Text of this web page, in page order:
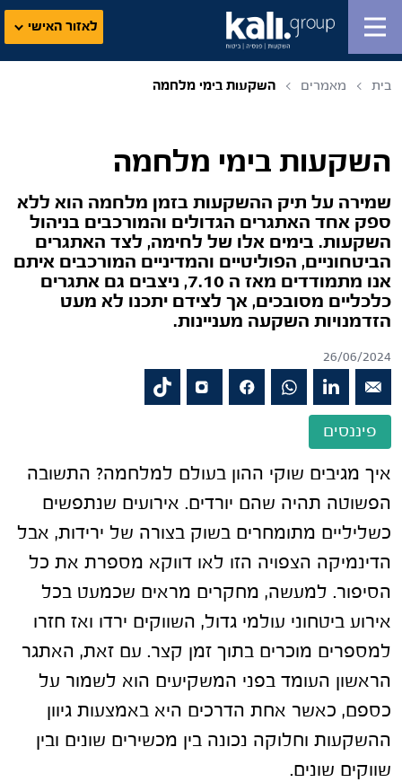
לאזור האישי
בית מאמרים השקעות בימי מלחמה
השקעות בימי מלחמה
שמירה על תיק ההשקעות בזמן מלחמה הוא ללא
ספק אחד האתגרים הגדולים והמורכבים בניהול
השקעות. בימים אלו של לחימה, לצד האתגרים
הביטחוניים, הפוליטיים והמדיניים המורכבים איתם
אנו מתמודדים מאז ה 7.10, ניצבים גם אתגרים
כלכליים מסובכים, אך לצידם יתכנו לא מעט
הזדמנויות השקעה מעניינות.
26/06/2024
פיננסים
איך מגיבים שוקי ההון בעולם למלחמה? התשובה
הפשוטה תהיה שהם יורדים. אירועים שנתפשים
כשליליים מתומחרים בשוק בצורה של ירידות, אבל
הדינמיקה הצפויה הזו לאו דווקא מספרת את כל
הסיפור. למעשה, מחקרים מראים שכמעט בכל
אירוע ביטחוני עולמי גדול, השווקים ירדו ואז חזרו
למספרים מוכרים בתוך זמן קצר. עם זאת, האתגר
הראשון העומד בפני המשקיעים הוא לשמור על
כספם, כאשר אחת הדרכים היא באמצעות גיוון
ההשקעות וחלוקה נכונה בין מכשירים שונים ובין
שווקים שונים.